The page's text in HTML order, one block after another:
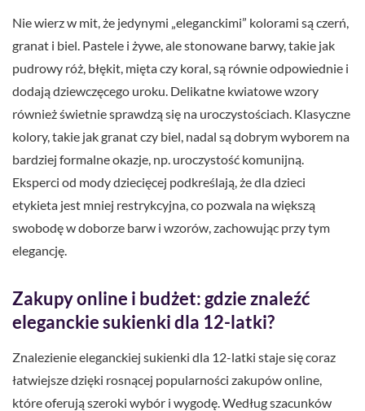
Nie wierz w mit, że jedynymi „eleganckimi” kolorami są czerń,
granat i biel. Pastele i żywe, ale stonowane barwy, takie jak
pudrowy róż, błękit, mięta czy koral, są równie odpowiednie i
dodają dziewczęcego uroku. Delikatne kwiatowe wzory
również świetnie sprawdzą się na uroczystościach. Klasyczne
kolory, takie jak granat czy biel, nadal są dobrym wyborem na
bardziej formalne okazje, np. uroczystość komunijną.
Eksperci od mody dziecięcej podkreślają, że dla dzieci
etykieta jest mniej restrykcyjna, co pozwala na większą
swobodę w doborze barw i wzorów, zachowując przy tym
elegancję.
Zakupy online i budżet: gdzie znaleźć
eleganckie sukienki dla 12-latki?
Znalezienie eleganckiej sukienki dla 12-latki staje się coraz
łatwiejsze dzięki rosnącej popularności zakupów online,
które oferują szeroki wybór i wygodę. Według szacunków